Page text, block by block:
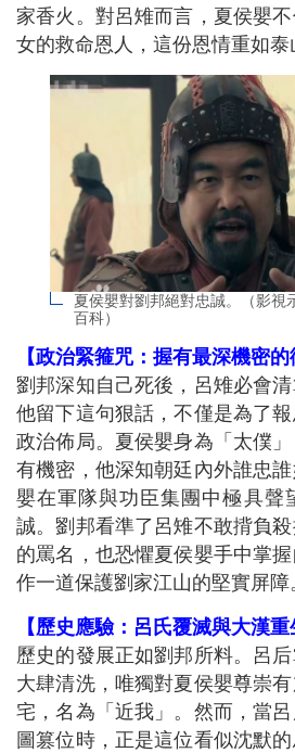
家香火。對呂雉而言，夏侯嬰
女的救命恩人，這份恩情重如泰
夏侯嬰對劉邦絕對忠誠。（影視
百科）
【政治緊箍咒：握有最深機密的
劉邦深知自己死後，呂雉必會清
他留下這句狠話，不僅是為了
政治佈局。夏侯嬰身為「太僕
有機密，他深知朝廷內外誰忠
嬰在軍隊與功臣集團中極具聲
誠。劉邦看準了呂雉不敢揹負殺
的罵名，也恐懼夏侯嬰手中掌
作一道保護劉家江山的堅實屏障
【歷史應驗：呂氏覆滅與大漢重
歷史的發展正如劉邦所料。呂
大肆清洗，唯獨對夏侯嬰尊崇
宅，名為「近我」。然而，當
圖篡位時，正是這位看似沈默